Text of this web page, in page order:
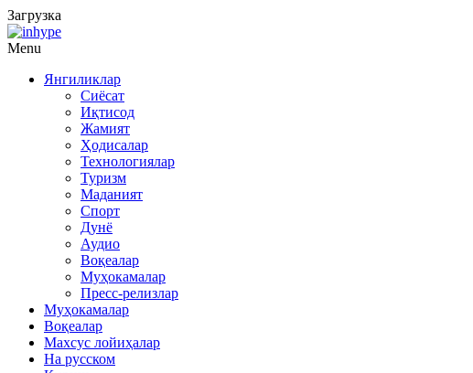
Загрузка
Menu
Янгиликлар
Сиёсат
Иқтисод
Жамият
Ҳодисалар
Технологиялар
Туризм
Маданият
Спорт
Дунё
Аудио
Воқеалар
Муҳокамалар
Пресс-релизлар
Муҳокамалар
Воқеалар
Махсус лойиҳалар
На русском